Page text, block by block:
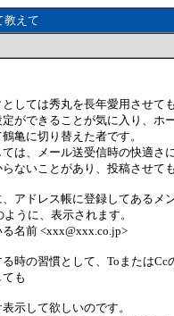
教えて
しては秀丸を長年愛用させて
ができることが気に入り、ホ
亀に切り替えた者です。
は、メール送受信時の快適さ
ないことがあり、投稿させて
アドレス帳に登録してあるメ
うに、表示されます。
名前 <xxx@xxx.co.jp>
時の習慣として、ToまたはCc
も
示して欲しいのです。